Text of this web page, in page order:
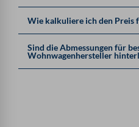
Wie kalkuliere ich den Preis
Sind die Abmessungen für
Wohnwagenhersteller